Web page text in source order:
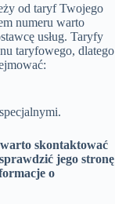
od taryf Twojego
numeru warto
usług. Taryfy
taryfowego, dlatego
skontaktować
jego stronę
o